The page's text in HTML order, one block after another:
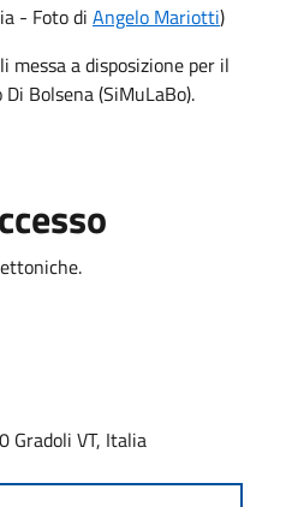
- Foto di Angelo Mariotti)
messa a disposizione per il
Bolsena (SiMuLaBo).
Gradoli VT, Italia